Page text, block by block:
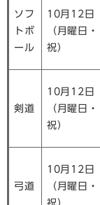
ソフ
トボ
ール
10月12日
（月曜日・
祝）
剣道
10月12日
（月曜日・
祝）
弓道
10月12日
（月曜日・
祝）